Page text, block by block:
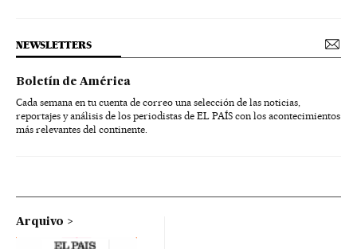
NEWSLETTERS
Boletín de América
Cada semana en tu cuenta de correo una selección de las noticias,
reportajes y análisis de los periodistas de EL PAÍS con los acontecimientos
más relevantes del continente.
Arquivo